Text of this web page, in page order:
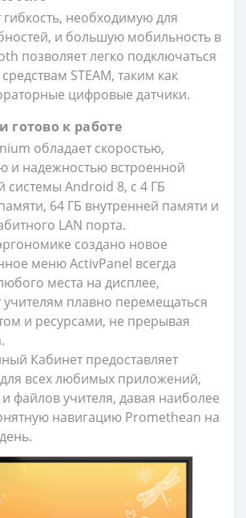
необходимую для
и большую мобильность в
позволяет легко подключаться
STEAM, таким как
цифровые датчики.
готово к работе
обладает скоростью,
и надежностью встроенной
системы Android 8, с 4 ГБ
64 ГБ внутренней памяти и
LAN порта.
создано новое
меню ActivPanel всегда
места на дисплее,
учителям плавно перемещаться
и ресурсами, не прерывая
Кабинет предоставляет
всех любимых приложений,
файлов учителя, давая наиболее
навигацию Promethean на